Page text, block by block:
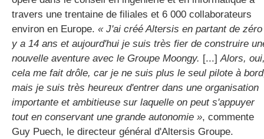
travers une trentaine de filiales et 6 000 collaborateurs
environ en Europe. « J'ai créé Altersis en partant de
y a 14 ans et aujourd'hui je suis très fier de construire
nouvelle aventure avec le Groupe Moongy. [...]Alors,
cela me fait drôle, car je ne suis plus le seul pilote à
mais je suis très heureux d'entrer dans une organisation
importante et ambitieuse sur laquelle on peut s'appuyer
tout en conservant une grande autonomie », commente
Guy Puech, le directeur général d'Altersis Groupe.